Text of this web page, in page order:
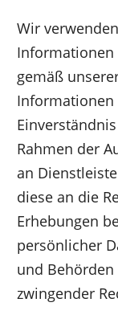
Wir
Informationen
gemäß
Informationen
Rahmen der
an
diese an die
Erhebungen
persönlicher
und
zwingender